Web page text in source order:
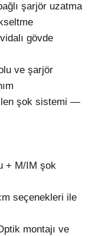
şarjör uzatma
gövde
ve şarjör
şok sistemi —
+ M/IM şok
seçenekleri ile
montajı ve